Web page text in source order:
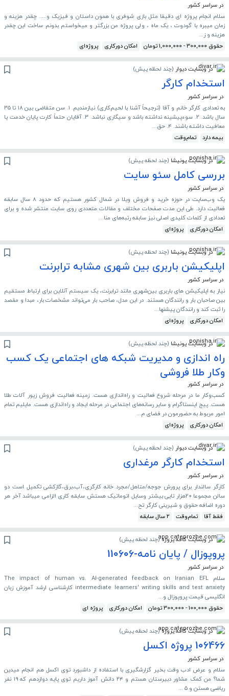
در سراسر کشور
سلام انجام پروژه ای دقیقا مثل بازی شوفری با همون داستان و فیزیک و..... چقدر هزینه و
زمان میبره با گودوت ، یک ماه ، ولی پروژه من بزرگتر و میخواستم بدونم ساخت این چقدر
هزینه و ز...
حقوق 300,000 - 1,000,000 تومان
امکان دورکاری پروژه‌ای
در وبسایت دیوار (چند لحظه پیش)
استخدام کارگر
در سراسر کشور
به تعدادی کارگر خانم و آقا (ترجیحاً آشنا با لحیم‌کاری) نیازمندیم. ۱. سن متقاضی بین ۱۸ تا ۳۵
سال باشد. ۲. سوءپیشینه نداشته باشد و سیگاری نباشد. ۳. آقایان حتماً کارت پایان خدمت یا
معافیت داشته باشند. ۴. حق...
بیمه دارد
تمام‌وقت
در وبسایت پونیشا (چند لحظه پیش)
بررسی کامل سئو سایت
در سراسر کشور
یک وب‌سایت در حوزه خرید و فروش ویلا در شمال کشور هستیم که حدود ۸ سال سابقه
فعالیت دارد. طی این مدت صفحات مختلف و مقالات متعددی روی سایت منتشر شده و برای
تعدادی از کلمات کلیدی اصلی نیز سابقه رتبه‌های منا...
امکان دورکاری
پروژه‌ای
در وبسایت پونیشا (چند لحظه پیش)
اپلیکیشن باربری بین شهری مشابه ترابرنت
در سراسر کشور
نیاز به اپلیکیشن های باربری بین‌شهری مانند ترابرنت، یک سیستم آنلاین برای ارتباط مستقیم
بین صاحبان بار و رانندگان هستند. در این مدل، صاحب بار می‌تواند مشخصات بار، مبدا و مقصد
را ثبت کند و رانندگان پیشنها...
امکان دورکاری
پروژه‌ای
در وبسایت پونیشا (چند لحظه پیش)
راه اندازی و مدیریت شبکه های اجتماعی یک کسب
وکار طلا فروشی
در سراسر کشور
کسب‌وکار ما در مرحله شروع فعالیت و راه‌اندازی هست. زمینه فعالیت فروش زیور آلات طلا
هست. پیج اینستاگرام و سایر رسانه‌های اجتماعی در مرحله ایجاد و راه‌اندازی هست. مایلیم تمام
امور مربوط به حضورمون در فضای م...
امکان دورکاری
پروژه‌ای
در وبسایت دیوار (چند لحظه پیش)
استخدام کارگر مرغداری
در سراسر کشور
کارگر سالندار برای پرورش جوجه/متاهل/مجرد خانه کارگری،آب،برق،گازکشی تکمیل است دو
سالن مجموعا ۲۰هزار تایی بیشتر وسایل اتوماتیک هستش سابقه کاری الزامی میباشد آخر هر
دوره اضافه حقوق و شیرینی کارگر تح...
فقط آقا
تمام‌وقت 2 سال سابقه
در وبسایت کافه پروژه (چند لحظه پیش)
پروپوزال / پایان نامه-110606
در سراسر کشور
سلام The impact of human vs. AI-generated feedback on Iranian EFL
intermediate learners' writing skills and test anxiety کارشناسی ارشد آموزش زبان
انگلیسی قیمت پروپوزال و...
حقوق 100,000 - 300,000 تومان
امکان دورکاری پروژه ای
در وبسایت کافه پروژه (چند لحظه پیش)
106466 پروژه اکسل
در سراسر کشور
سلام و عرض ادب وقت بخیر گزارشگیری با استفاده از داشبورد توی اکسل هم انجام میدین
شما؟ من کمک مشاور دبیرستان هستم و ۲۴ دانش آموز داریم توی پایه دوازدهم که ۱۹ نفر
ریاضی هستن و ۵ ...